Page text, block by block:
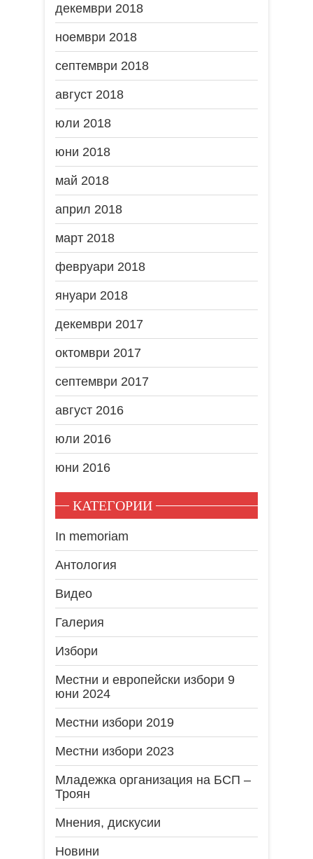
декември 2018
ноември 2018
септември 2018
август 2018
юли 2018
юни 2018
май 2018
април 2018
март 2018
февруари 2018
януари 2018
декември 2017
октомври 2017
септември 2017
август 2016
юли 2016
юни 2016
КАТЕГОРИИ
In memoriam
Антология
Видео
Галерия
Избори
Местни и европейски избори 9
юни 2024
Местни избори 2019
Местни избори 2023
Младежка организация на БСП –
Троян
Мнения, дискусии
Новини